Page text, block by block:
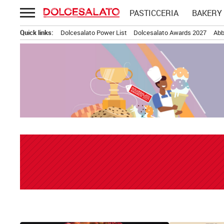
Passa
al
contenuto
PASTICCERIA BAKERY
Quick links: Dolcesalato Power List Dolcesalato Awards 2027